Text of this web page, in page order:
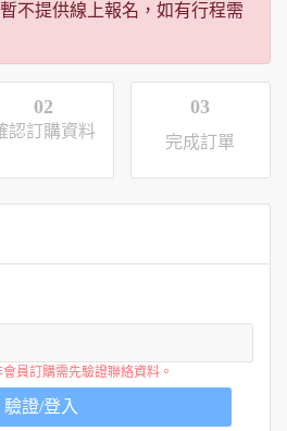
不提供線上報名，如有行程需
02
認訂購資料
03
完成訂單
員訂購需先驗證聯絡資料。
驗證/登入